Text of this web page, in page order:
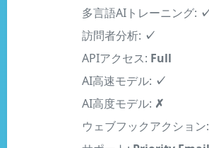
訪問者分析:✓
APIアクセス:Full
AI高速モデル:✓
AI高度モデル: ✗
ウェブフックアクション:
サポート:Priority Email